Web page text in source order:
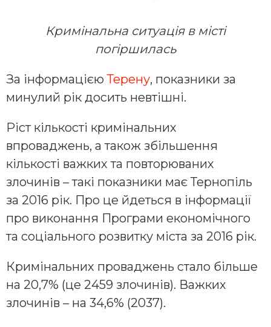
Кримінальна ситуація в місті
погіршилась
За інформацієюТерену, показники за
минулий рік досить невтішні.
Ріст кількості кримінальних
впроваджень, а також збільшення
кількості важких та повторюваних
злочинів – такі показники має Тернопіль
за 2016 рік. Про це йдеться в інформації
про виконання Програми економічного
та соціального розвитку міста за 2016 рік.
Кримінальних проваджень стало більше
на 20,7% (це 2459 злочинів). Важких
злочинів – на 34,6% (2037).